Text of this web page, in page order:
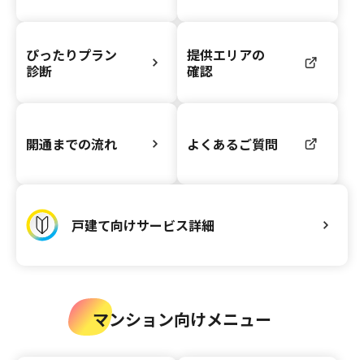
ぴったりプラン
診断
提供エリアの
確認
開通までの流れ よくあるご質問
戸建て向けサービス詳細
マンション向けメニュー